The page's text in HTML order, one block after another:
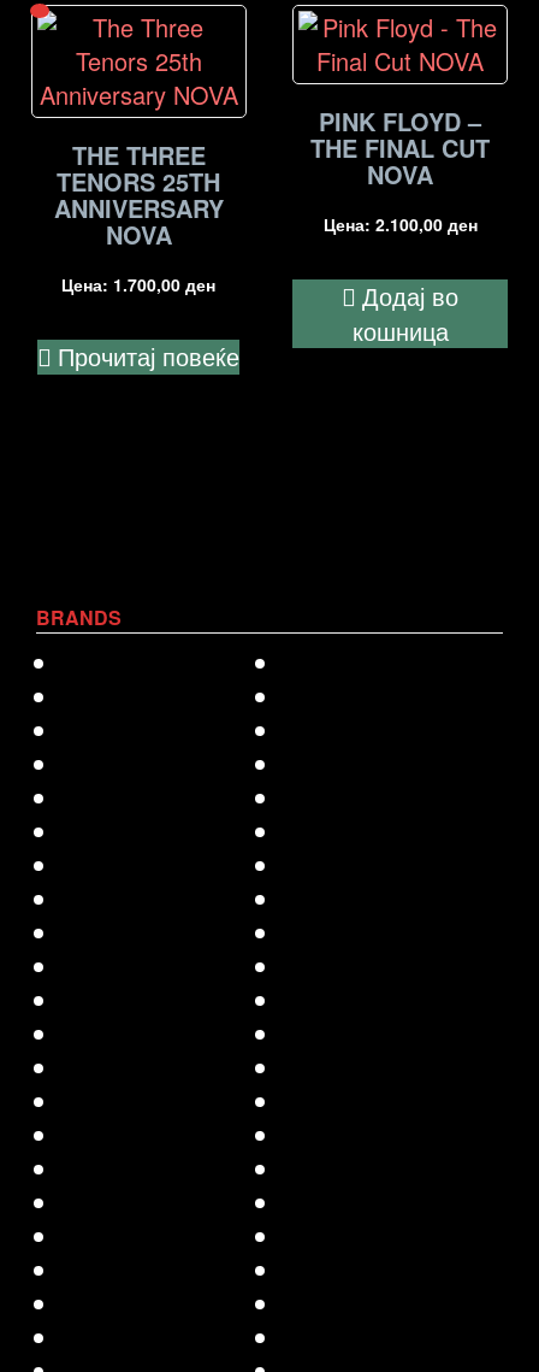
THE THREE
TENORS 25TH
ANNIVERSARY
NOVA
Цена: 1.700,00ден
Прочитај повеќе
PINK FLOYD –
THE FINAL CUT
NOVA
Цена: 2.100,00 ден
Додај во
кошница
BRANDS